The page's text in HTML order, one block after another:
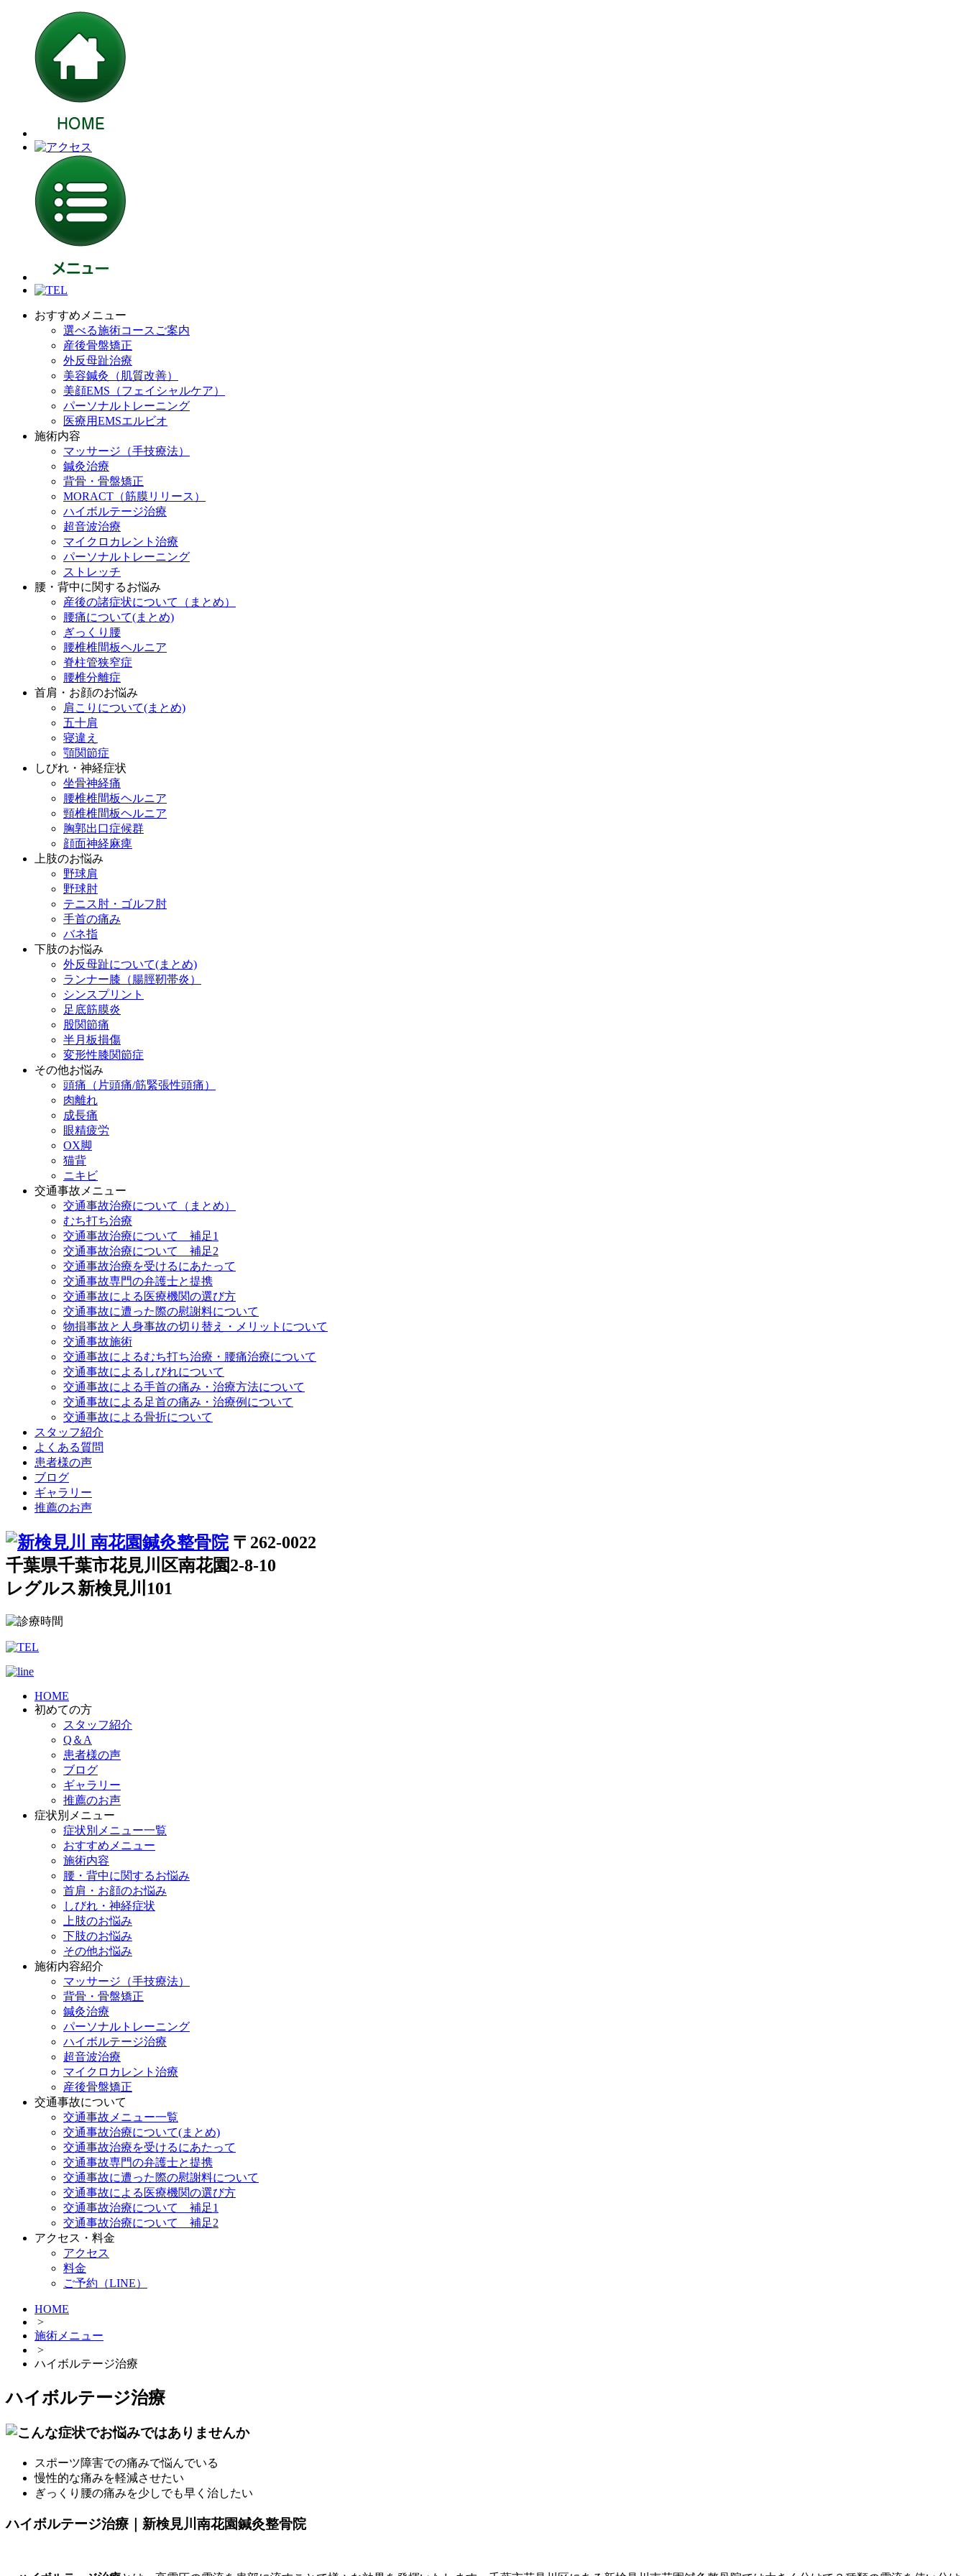
おすすめメニュー
選べる施術コースご案内
産後骨盤矯正
外反母趾治療
美容鍼灸（肌質改善）
美顔EMS（フェイシャルケア）
パーソナルトレーニング
医療用EMSエルビオ
施術内容
マッサージ（手技療法）
鍼灸治療
背骨・骨盤矯正
MORACT（筋膜リリース）
ハイボルテージ治療
超音波治療
マイクロカレント治療
パーソナルトレーニング
ストレッチ
腰・背中に関するお悩み
産後の諸症状について（まとめ）
腰痛について(まとめ)
ぎっくり腰
腰椎椎間板ヘルニア
脊柱管狭窄症
腰椎分離症
首肩・お顔のお悩み
肩こりについて(まとめ)
五十肩
寝違え
顎関節症
しびれ・神経症状
坐骨神経痛
腰椎椎間板ヘルニア
頸椎椎間板ヘルニア
胸郭出口症候群
顔面神経麻痺
上肢のお悩み
野球肩
野球肘
テニス肘・ゴルフ肘
手首の痛み
バネ指
下肢のお悩み
外反母趾について(まとめ)
ランナー膝（腸脛靭帯炎）
シンスプリント
足底筋膜炎
股関節痛
半月板損傷
変形性膝関節症
その他お悩み
頭痛（片頭痛/筋緊張性頭痛）
肉離れ
成長痛
眼精疲労
OX脚
猫背
ニキビ
交通事故メニュー
交通事故治療について（まとめ）
むち打ち治療
交通事故治療について 補足1
交通事故治療について 補足2
交通事故治療を受けるにあたって
交通事故専門の弁護士と提携
交通事故による医療機関の選び方
交通事故に遭った際の慰謝料について
物損事故と人身事故の切り替え・メリットについて
交通事故施術
交通事故によるむち打ち治療・腰痛治療について
交通事故によるしびれについて
交通事故による手首の痛み・治療方法について
交通事故による足首の痛み・治療例について
交通事故による骨折について
スタッフ紹介
よくある質問
患者様の声
ブログ
ギャラリー
推薦のお声
〒262-0022
千葉県千葉市花見川区南花園2-8-10
レグルス新検見川101
HOME
初めての方
スタッフ紹介
Q＆A
患者様の声
ブログ
ギャラリー
推薦のお声
症状別メニュー
症状別メニュー一覧
おすすめメニュー
施術内容
腰・背中に関するお悩み
首肩・お顔のお悩み
しびれ・神経症状
上肢のお悩み
下肢のお悩み
その他お悩み
施術内容紹介
マッサージ（手技療法）
背骨・骨盤矯正
鍼灸治療
パーソナルトレーニング
ハイボルテージ治療
超音波治療
マイクロカレント治療
産後骨盤矯正
交通事故について
交通事故メニュー一覧
交通事故治療について(まとめ)
交通事故治療を受けるにあたって
交通事故専門の弁護士と提携
交通事故に遭った際の慰謝料について
交通事故による医療機関の選び方
交通事故治療について 補足1
交通事故治療について 補足2
アクセス・料金
アクセス
料金
ご予約（LINE）
HOME
>
施術メニュー
>
ハイボルテージ治療
ハイボルテージ治療
スポーツ障害での痛みで悩んでいる
慢性的な痛みを軽減させたい
ぎっくり腰の痛みを少しでも早く治したい
ハイボルテージ治療｜新検見川南花園鍼灸整骨院